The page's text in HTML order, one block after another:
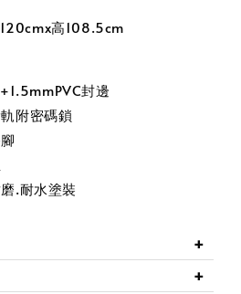
高108.5cm
封邊
附密碼鎖
.耐水塗裝